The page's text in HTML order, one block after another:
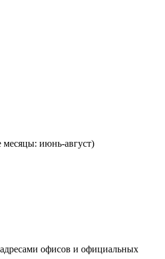
месяцы: июнь-август)
офисов и официальных